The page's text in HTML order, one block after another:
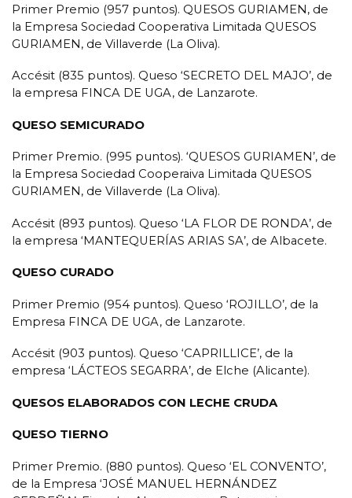
Primer Premio (957 puntos). QUESOS GURIAMEN, de
la Empresa Sociedad Cooperativa Limitada QUESOS
GURIAMEN, de Villaverde (La Oliva).
Accésit (835 puntos). Queso ‘SECRETO DEL MAJO’, de
la empresa FINCA DE UGA, de Lanzarote.
QUESO SEMICURADO
Primer Premio. (995 puntos). ‘QUESOS GURIAMEN’, de
la Empresa Sociedad Cooperaiva Limitada QUESOS
GURIAMEN, de Villaverde (La Oliva).
Accésit (893 puntos). Queso ‘LA FLOR DE RONDA’, de
la empresa ‘MANTEQUERÍAS ARIAS SA’, de Albacete.
QUESO CURADO
Primer Premio (954 puntos). Queso ‘ROJILLO’, de la
Empresa FINCA DE UGA, de Lanzarote.
Accésit (903 puntos). Queso ‘CAPRILLICE’, de la
empresa ‘LÁCTEOS SEGARRA’, de Elche (Alicante).
QUESOS ELABORADOS CON LECHE CRUDA
QUESO TIERNO
Primer Premio. (880 puntos). Queso ‘EL CONVENTO’,
de la Empresa ‘JOSÉ MANUEL HERNÁNDEZ